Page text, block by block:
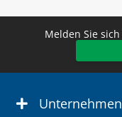
Melden Sie
Unternehmen